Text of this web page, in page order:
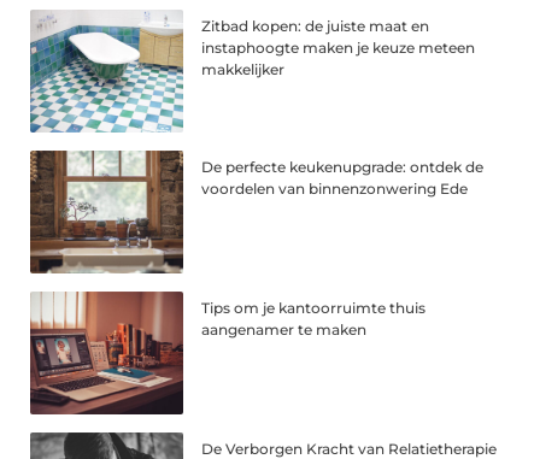
Zitbad kopen: de juiste maat en
instaphoogte maken je keuze meteen
makkelijker
De perfecte keukenupgrade: ontdek de
voordelen van binnenzonwering Ede
Tips om je kantoorruimte thuis
aangenamer te maken
De Verborgen Kracht van Relatietherapie